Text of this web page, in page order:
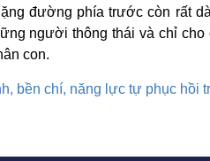
đường phía trước còn rất
người thông thái và chỉ cho
con.
bền chí, năng lực tự phục hồi